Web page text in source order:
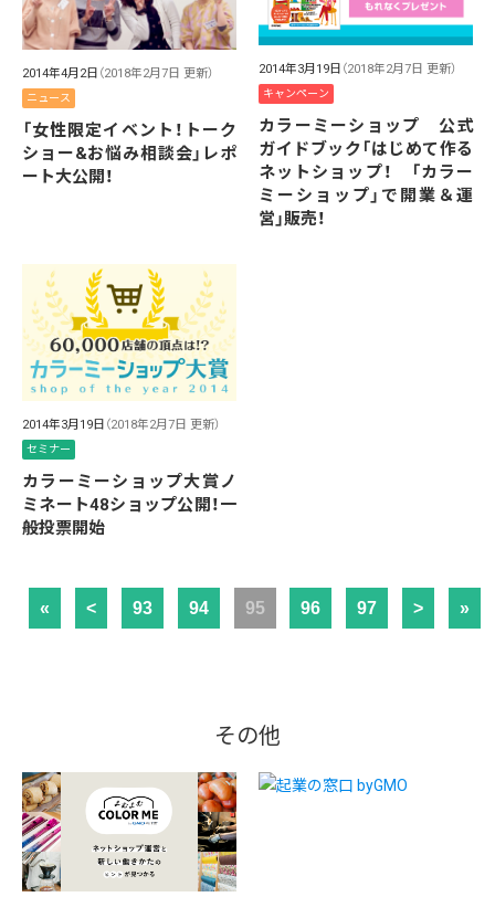
2014年4月2日 （2018年2月7日 更新）
ニュース
「女性限定イベント！トーク
ショー&お悩み相談会」レポ
ート大公開！
2014年3月19日 （2018年2月7日 更新）
キャンペーン
カラーミーショップ 公式
ガイドブック「はじめて作る
ネットショップ！ 「カラー
ミーショップ」で開業＆運
営」販売！
2014年3月19日 （2018年2月7日 更新）
セミナー
カラーミーショップ大賞ノ
ミネート48ショップ公開！一
般投票開始
« < 93 94 95 96 97 > »
その他